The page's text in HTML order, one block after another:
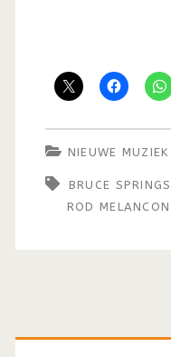
NIEUWE MUZIEK
BRUCE
ROD MELANCON
Primaire